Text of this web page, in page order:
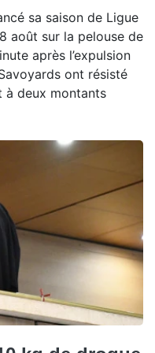
sa saison de Ligue
août sur la pelouse de
après l’expulsion
ont résisté
à deux montants